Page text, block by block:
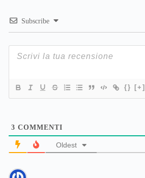
Subscribe
{} [+]
3 COMMENTI
Oldest